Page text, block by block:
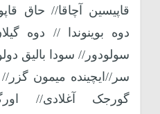
قاپیسین آچاقا// حاق
دوه بوینوندا // دوه
سولودور// سودا بالیق
سر//ایچینده میمون گزر//
گورجک آغلادی//